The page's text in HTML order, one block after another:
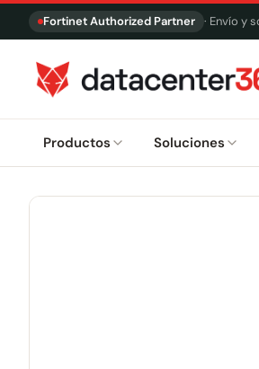
Fortinet Authorized Partner · Envío y
Productos Soluciones